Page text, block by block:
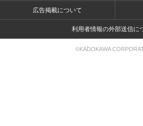
広告掲載について
利用者情報の外部送信に
©KADOKAWA